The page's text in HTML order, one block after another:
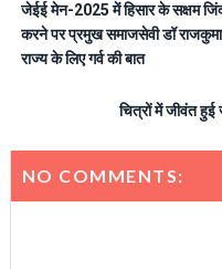
जेईई मेन-2025 में हिसार के सक्षम
करने पर प्रमुख समाजसेवी डॉ
राज्य के लिए गर्व की बात
चित्रों में जीवंत हुई
NO COMMENTS: